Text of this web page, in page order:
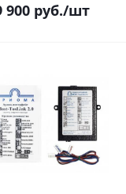
900 руб./шт